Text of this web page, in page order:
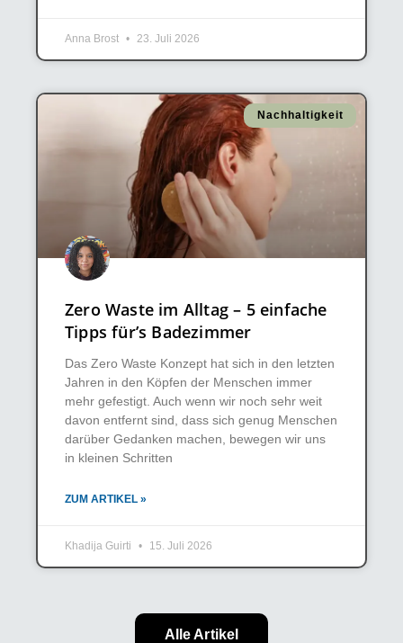
Anna Brost 23. Juli 2026
Nachhaltigkeit
Zero Waste im Alltag – 5 einfache
Tipps für’s Badezimmer
Das Zero Waste Konzept hat sich in den letzten
Jahren in den Köpfen der Menschen immer
mehr gefestigt. Auch wenn wir noch sehr weit
davon entfernt sind, dass sich genug Menschen
darüber Gedanken machen, bewegen wir uns
in kleinen Schritten
ZUM ARTIKEL »
Khadija Guirti 15. Juli 2026
Alle Artikel